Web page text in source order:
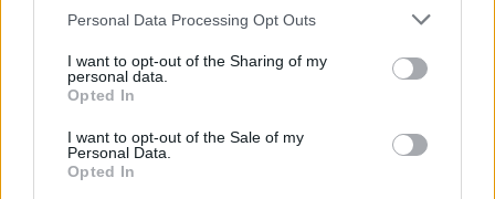
Please note that this website/app uses one or more Google
not limited to your visit or usage behaviour. You may click to
grant or deny consent to Google and its third-party tags to
use your data for below specified purposes in below Google
consent section.
Personal Data Processing Opt Outs
I want to opt-out of the Sharing of my
personal data.
Opted In
I want to opt-out of the Sale of my
Personal Data.
Opted In
Plan sparingów
LKS-u Hucina (lato
Zawodnicy LKS-u Hucina poznali plan meczów kontrolnych,